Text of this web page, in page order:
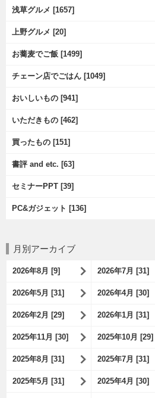
浅草グルメ [1657]
上野グルメ [20]
お蕎麦でご飯 [1499]
チェーン店でごはん [1049]
おいしいもの [941]
いただきもの [462]
買ったもの [151]
書評 and etc. [63]
セミナーPPT [39]
PC&ガジェット [136]
月別アーカイブ
2026年8月 [9] 2026年7月 [31]
2026年5月 [31] 2026年4月 [30]
2026年2月 [29] 2026年1月 [31]
2025年11月 [30] 2025年10月 [29]
2025年8月 [31] 2025年7月 [31]
2025年5月 [31] 2025年4月 [30]